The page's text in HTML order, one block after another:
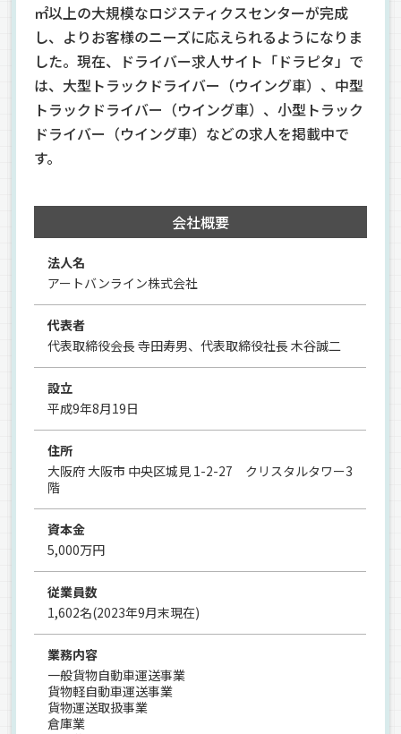
㎡以上の大規模なロジスティクスセンターが完成
し、よりお客様のニーズに応えられるようになりま
した。現在、ドライバー求人サイト「ドラピタ」で
は、大型トラックドライバー（ウイング車）、中型
トラックドライバー（ウイング車）、小型トラック
ドライバー（ウイング車）などの求人を掲載中で
す。
会社概要
法人名
アートバンライン株式会社
代表者
代表取締役会長 寺田寿男、代表取締役社長 木谷誠二
設立
平成9年8月19日
住所
大阪府 大阪市 中央区城見 1-2-27 クリスタルタワー3
階
資本金
5,000万円
従業員数
1,602名(2023年9月末現在)
業務内容
一般貨物自動車運送事業
貨物軽自動車運送事業
貨物運送取扱事業
倉庫業